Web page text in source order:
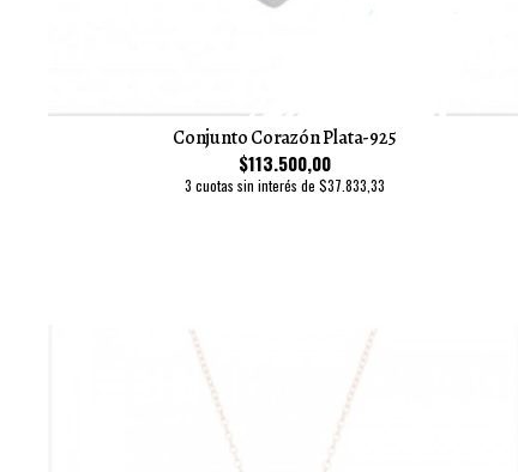
Conjunto Corazón Plata-925
$113.500,00
3 cuotas sin interés de $37.833,33